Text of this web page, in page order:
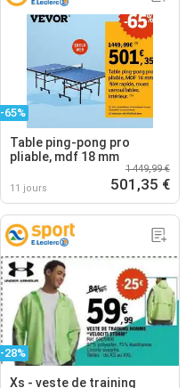
-65%
Table ping-pong pro
pliable, mdf 18 mm
11 jours
1 449,99 €
501,35 €
-28%
Xs - veste de training